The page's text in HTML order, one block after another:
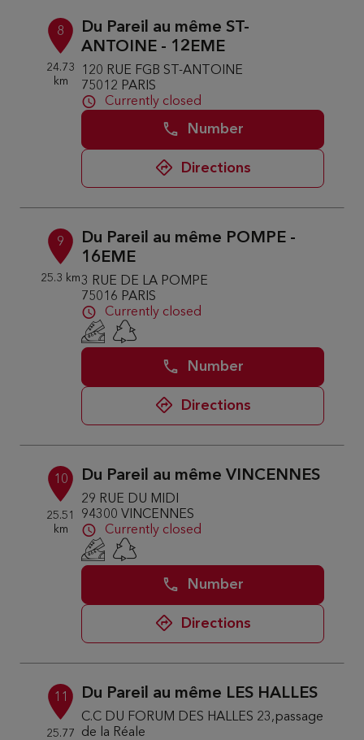
8
24.73
km
Du Pareil au même ST-
ANTOINE - 12EME
120 RUE FGB ST-ANTOINE
75012 PARIS
Currently closed
Number
Directions
9
25.3 km
Du Pareil au même POMPE -
16EME
3 RUE DE LA POMPE
75016 PARIS
Currently closed
Number
Directions
10
25.51
km
Du Pareil au même VINCENNES
29 RUE DU MIDI
94300 VINCENNES
Currently closed
Number
Directions
11
25.77
Du Pareil au même LES HALLES
C.C DU FORUM DES HALLES 23,passage
de la Réale